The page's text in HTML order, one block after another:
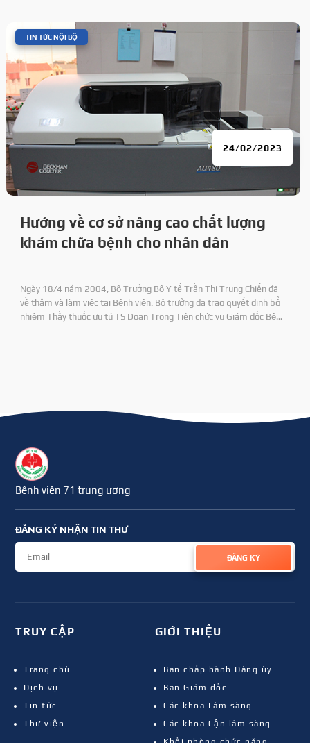
Hướng về cơ sở nâng cao chất lượng
khám chữa bệnh cho nhân dân
24/02/2023
TIN TỨC NỘI BỘ
Ngày 18/4 năm 2004, Bộ Trưởng Bộ Y tế Trần Thị Trung Chiến đã
về thăm và làm việc tại Bệnh viện. Bộ trưởng đã trao quyết định bổ
nhiệm Thầy thuốc ưu tú TS Doãn Trọng Tiên chức vụ Giám đốc Bệnh
Bệnh viên 71 trung ương
ĐĂNG KÝ NHẬN TIN THƯ
ĐĂNG KÝ
TRUY CẬP
Trang chủ
Dịch vụ
Tin tức
Thư viện
GIỚI THIỆU
Ban chấp hành Đảng ủy
Ban Giám đốc
Các khoa Lâm sàng
Các khoa Cận lâm sàng